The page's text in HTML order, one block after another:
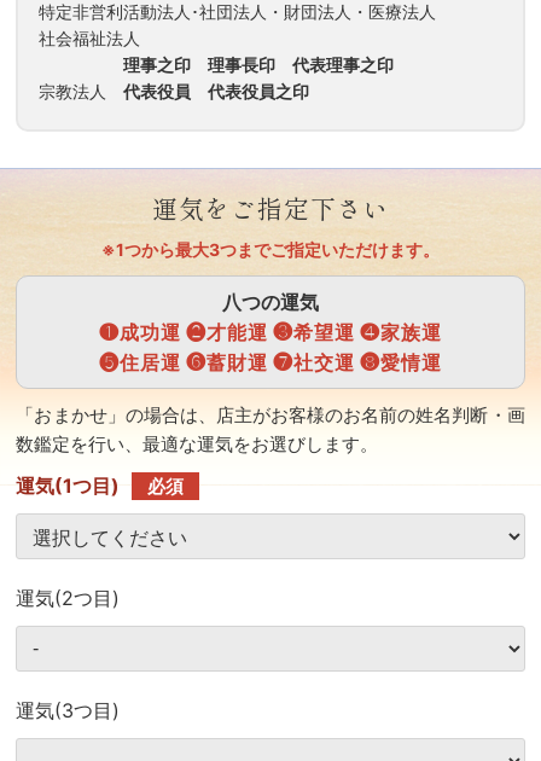
特定非営利活動法人･社団法人・財団法人・医療法人
社会福祉法人
理事之印 理事長印 代表理事之印
宗教法人代表役員 代表役員之印
運気をご指定下さい
※1つから最大3つまでご指定いただけます。
八つの運気
❶成功運 ❷才能運 ❸希望運 ❹家族運
❺住居運 ❻蓄財運 ❼社交運 ❽愛情運
「おまかせ」の場合は、店主がお客様のお名前の姓名判断・画
数鑑定を行い、最適な運気をお選びします。
運気(1つ目) 必須
運気(2つ目)
運気(3つ目)